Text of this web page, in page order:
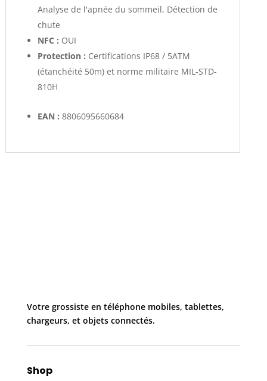
Analyse de l'apnée du sommeil, Détection de
chute
NFC : OUI
Protection : Certifications IP68 / 5ATM
(étanchéité 50m) et norme militaire MIL-STD-
810H
EAN : 8806095660684
Votre grossiste en téléphone mobiles, tablettes,
chargeurs, et objets connectés.
Shop